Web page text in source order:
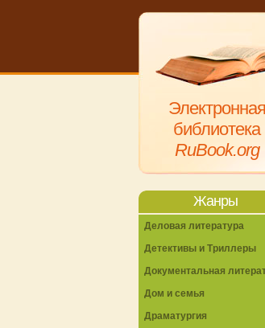
Электронная
библиотека
RuBook.org
Жанры
Деловая литература
Детективы и Триллеры
Документальная
Дом и семья
Драматургия